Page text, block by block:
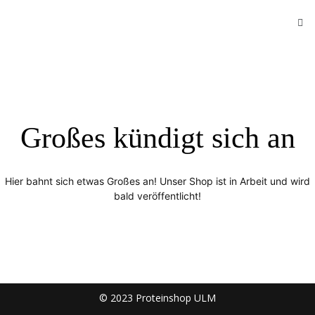
Großes kündigt sich an
Hier bahnt sich etwas Großes an! Unser Shop ist in Arbeit und wird
bald veröffentlicht!
© 2023 Proteinshop ULM